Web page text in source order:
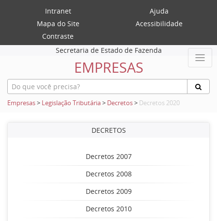
Intranet
Ajuda
Mapa do Site
Acessibilidade
Contraste
Secretaria de Estado de Fazenda
EMPRESAS
Empresas> Legislação Tributária> Decretos> Decretos 2020
DECRETOS
Decretos 2007
Decretos 2008
Decretos 2009
Decretos 2010